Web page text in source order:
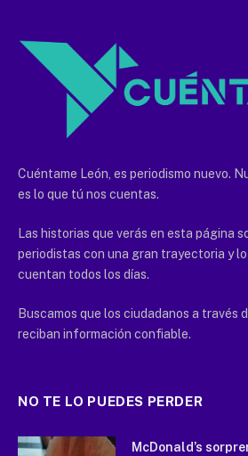
Cuéntame León, es periodismo nuevo.
es lo que tú nos cuentas.
Las historias que verás en esta página
periodistas con una gran trayectoria y
cuentan todos los días.
Buscamos que los ciudadanos a través
reciban información confiable.
NO TE LO PUEDES PERDER
McDonald’s